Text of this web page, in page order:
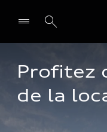
Profitez
de la